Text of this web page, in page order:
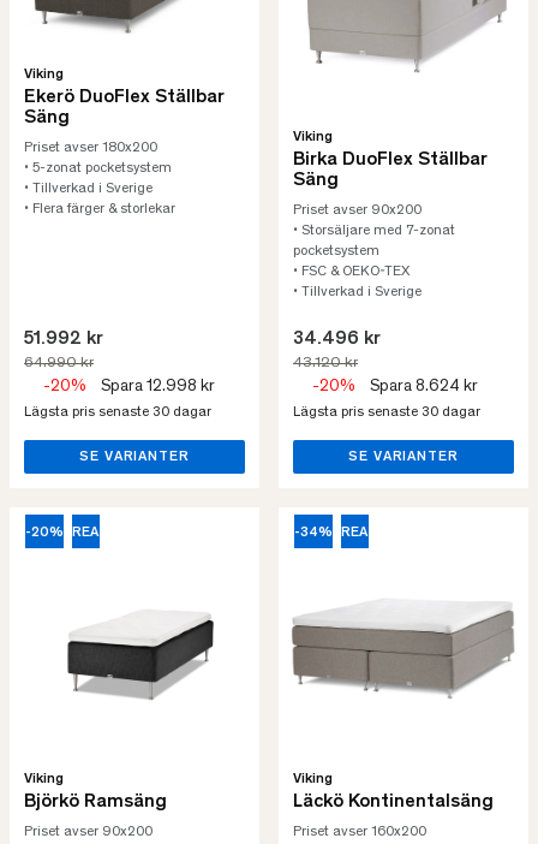
Viking
Ekerö DuoFlex Ställbar
Säng
Priset avser 180x200
• 5-zonat pocketsystem
• Tillverkad i Sverige
• Flera färger & storlekar
51.992 kr
64.990 kr
-20% Spara 12.998 kr
Lägsta pris senaste 30 dagar
SE VARIANTER
Viking
Birka DuoFlex Ställbar
Säng
Priset avser 90x200
• Storsäljare med 7-zonat
pocketsystem
• FSC & OEKO-TEX
• Tillverkad i Sverige
34.496 kr
43.120 kr
-20% Spara 8.624 kr
Lägsta pris senaste 30 dagar
SE VARIANTER
-20% REA
Viking
Björkö Ramsäng
Priset avser 90x200
-34% REA
Viking
Läckö Kontinentalsäng
Priset avser 160x200